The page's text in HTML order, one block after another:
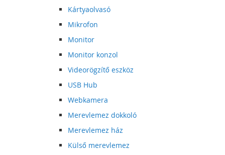
Kártyaolvasó
Mikrofon
Monitor
Monitor konzol
Videorögzítő eszköz
USB Hub
Webkamera
Merevlemez dokkoló
Merevlemez ház
Külső merevlemez